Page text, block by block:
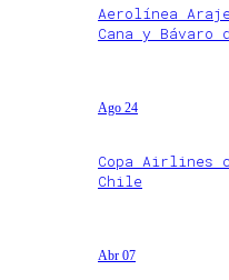
Aerolínea
Cana y Bávaro
Ago 24
Copa Airlines
Chile
Abr 07